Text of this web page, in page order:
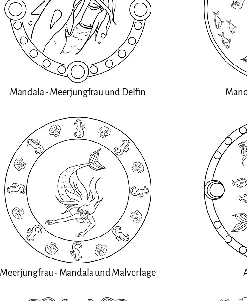
Mandala - Meerjungfrau und Delfin
Meerjungfrau - Mandala und Malvorlage